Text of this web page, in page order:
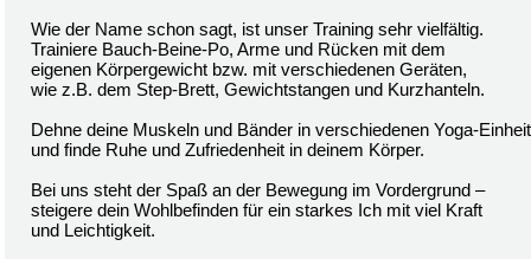
Wie der Name schon sagt, ist unser Training sehr vielfältig.
Trainiere Bauch-Beine-Po, Arme und Rücken mit dem
eigenen Körpergewicht bzw. mit verschiedenen Geräten,
wie z.B. dem Step-Brett, Gewichtstangen und Kurzhanteln.
Dehne deine Muskeln und Bänder in verschiedenen Yoga-
und finde Ruhe und Zufriedenheit in deinem Körper.
Bei uns steht der Spaß an der Bewegung im Vordergrund –
steigere dein Wohlbefinden für ein starkes Ich mit viel Kraft
und Leichtigkeit.